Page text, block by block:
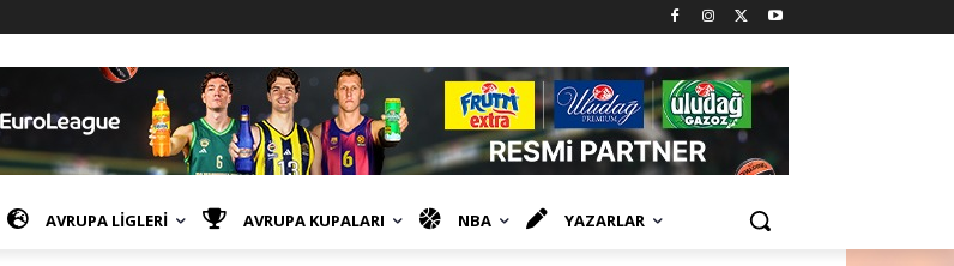
AVRUPA LİGLERİ AVRUPA KUPALARI NBA YAZARLAR